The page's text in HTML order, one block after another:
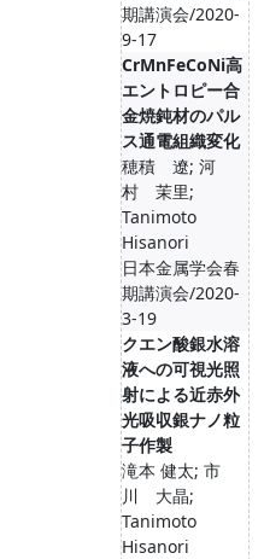
期講演会/2020-
9-17
CrMnFeCoNi高
エントロピー合
金焼鈍材のパル
ス通電組織変化
穂積 遼; 河
村 茉里;
Tanimoto
Hisanori
日本金属学会春
期講演会/2020-
3-19
クエン酸銀水溶
液への可視光照
射による近赤外
光吸収銀ナノ粒
子作製
滝本 健太; 市
川 大晶;
Tanimoto
Hisanori